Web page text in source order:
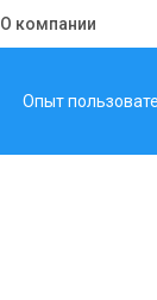
О компании
Опыт